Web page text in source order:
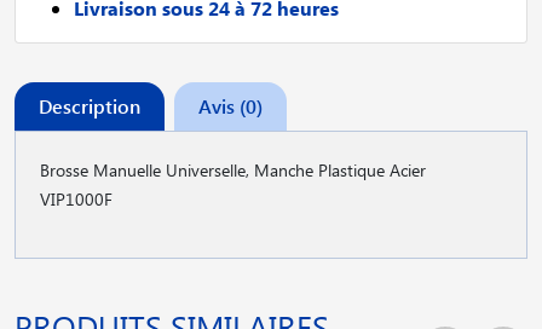
Livraison sous 24 à 72 heures
Description Avis (0)
Brosse Manuelle Universelle, Manche Plastique Acier
VIP1000F